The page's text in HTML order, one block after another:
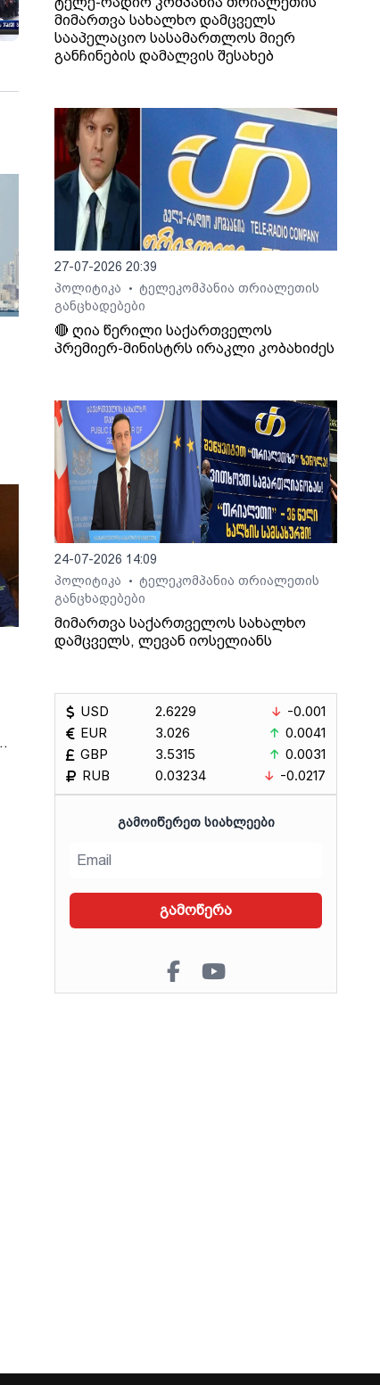
მიმართვა სახალხო დამცველს
სააპელაციო სასამართლოს მიერ
განჩინების დამალვის შესახებ
27-07-2026 20:39
პოლიტიკა
•
ტელეკომპანია თრიალეთის
განცხადებები
🔴 ღია წერილი საქართველოს
პრემიერ-მინისტრს ირაკლი კობახიძეს
24-07-2026 14:09
პოლიტიკა
•
ტელეკომპანია თრიალეთის
განცხადებები
მიმართვა საქართველოს სახალხო
დამცველს, ლევან იოსელიანს
USD
EUR
GBP
RUB
2.6229
3.026
3.5315
0.03234
-0.001
0.0041
0.0031
-0.0217
ᲒᲐᲛᲝᲘᲬᲔᲠᲔᲗ ᲡᲘᲐᲮᲚᲔᲔᲑᲘ
გამოწერა